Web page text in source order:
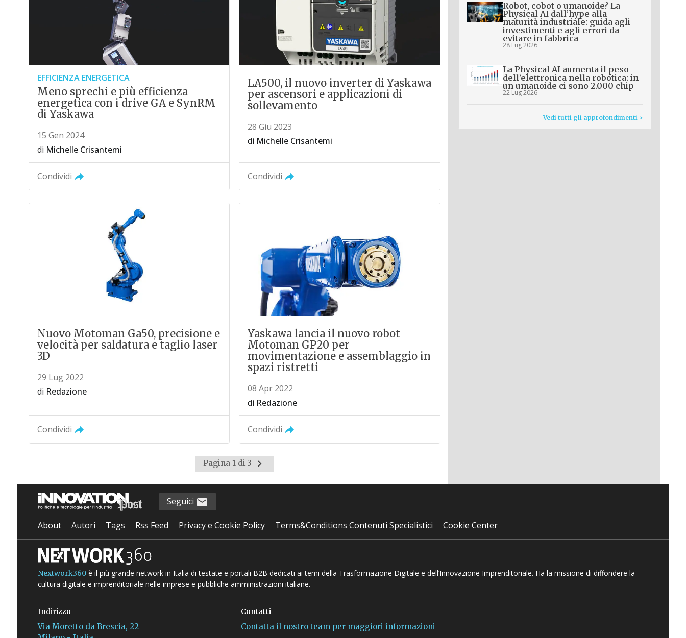
EFFICIENZA ENERGETICA
Meno sprechi e più efficienza
energetica con i drive GA e SynRM
di Yaskawa
15 Gen 2024
di Michelle Crisantemi
Condividi
LA500, il nuovo inverter di Yaskawa
per ascensori e applicazioni di
sollevamento
28 Giu 2023
di Michelle Crisantemi
Condividi
Nuovo Motoman Ga50, precisione e
velocità per saldatura e taglio laser
3D
29 Lug 2022
di Redazione
Condividi
Yaskawa lancia il nuovo robot
Motoman GP20 per
movimentazione e assemblaggio in
spazi ristretti
08 Apr 2022
di Redazione
Condividi
Pagina 1 di 3
Pagina
successiva
Robot, cobot o umanoide? La
Physical AI dall’hype alla
maturità industriale: guida agli
investimenti e agli errori da
evitare in fabbrica
28 Lug 2026
La Physical AI aumenta il peso
dell’elettronica nella robotica: in
un umanoide ci sono 2.000 chip
22 Lug 2026
Vedi tutti gli approfondimenti >
Seguici
About Autori Tags Rss Feed Privacy e Cookie Policy Terms&Conditions Contenuti Specialistici Cookie Center
Nextwork360è il più grande network in Italia di testate e portali B2B dedicati ai temi della Trasformazione Digitale e dell’Innovazione Imprenditoriale. Ha la missione di diffondere la
cultura digitale e imprenditoriale nelle imprese e pubbliche amministrazioni italiane.
Indirizzo
Via Moretto da Brescia, 22
Contatti
Contatta il nostro team per maggiori informazioni